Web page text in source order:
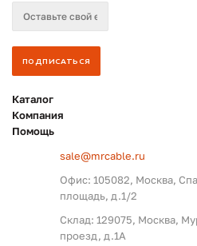
Каталог
Компания
Помощь
sale@mrcable.ru
Офис: 105082, Москва,
площадь, д.1/2
Склад: 129075, Москва,
проезд, д.1А